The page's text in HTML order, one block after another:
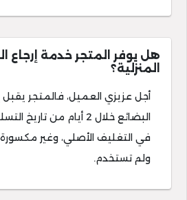
هل يوفر المتجر خدمة إرجاع
المنزلية؟
أجل عزيزي العميل، فالمتجر يقبل
البضائع خلال 2 أيام من
في التغليف الأصلي، وغير مكسورة،
ولم تستخدم.